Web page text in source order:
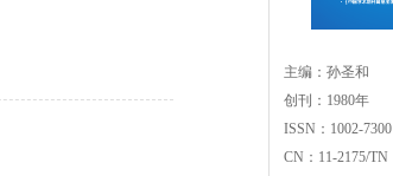
主编：孙圣和
创刊：1980年
ISSN：1002-7300
CN：11-2175/TN